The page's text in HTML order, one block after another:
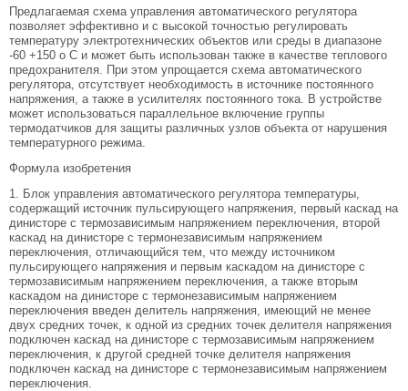
Предлагаемая схема управления автоматического регулятора
позволяет эффективно и с высокой точностью регулировать
температуру электротехнических объектов или среды в диапазоне
-60 +150 o C и может быть использован также в качестве теплового
предохранителя. При этом упрощается схема автоматического
регулятора, отсутствует необходимость в источнике постоянного
напряжения, а также в усилителях постоянного тока. В устройстве
может использоваться параллельное включение группы
термодатчиков для защиты различных узлов объекта от нарушения
температурного режима.
Формула изобретения
1. Блок управления автоматического регулятора температуры,
содержащий источник пульсирующего напряжения, первый каскад на
динисторе с термозависимым напряжением переключения, второй
каскад на динисторе с термонезависимым напряжением
переключения, отличающийся тем, что между источником
пульсирующего напряжения и первым каскадом на динисторе с
термозависимым напряжением переключения, а также вторым
каскадом на динисторе с термонезависимым напряжением
переключения введен делитель напряжения, имеющий не менее
двух средних точек, к одной из средних точек делителя напряжения
подключен каскад на динисторе с термозависимым напряжением
переключения, к другой средней точке делителя напряжения
подключен каскад на динисторе с термонезависимым напряжением
переключения.